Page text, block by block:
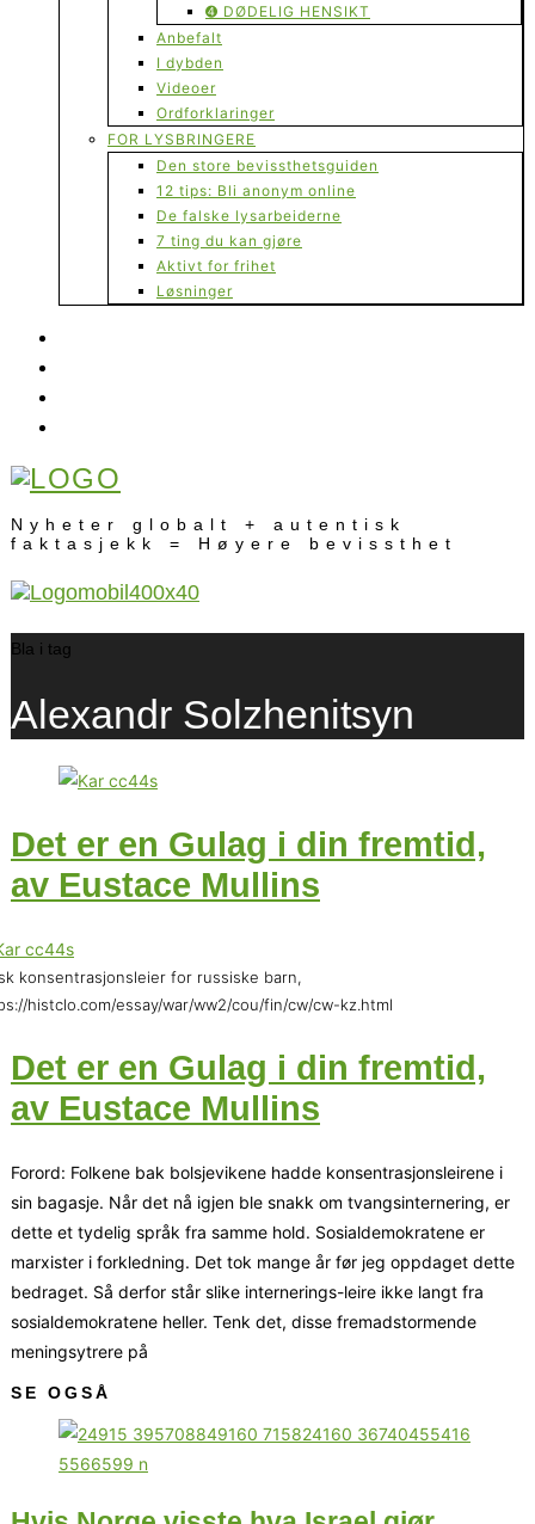
➍ DØDELIG HENSIKT
Anbefalt
I dybden
Videoer
Ordforklaringer
FOR LYSBRINGERE
Den store bevissthetsguiden
12 tips: Bli anonym online
De falske lysarbeiderne
7 ting du kan gjøre
Aktivt for frihet
Løsninger
Nyheter globalt + autentisk
faktasjekk = Høyere bevissthet
Bla i tag
Alexandr Solzhenitsyn
Det er en Gulag i din fremtid,
av Eustace Mullins
konsentrasjonsleier for russiske barn,
histclo.com/essay/war/ww2/cou/fin/cw/cw-kz.html
Det er en Gulag i din fremtid,
av Eustace Mullins
Forord: Folkene bak bolsjevikene hadde konsentrasjonsleirene i
sin bagasje. Når det nå igjen ble snakk om tvangsinternering, er
dette et tydelig språk fra samme hold. Sosialdemokratene er
marxister i forkledning. Det tok mange år før jeg oppdaget dette
bedraget. Så derfor står slike internerings-leire ikke langt fra
sosialdemokratene heller. Tenk det, disse fremadstormende
meningsytrere på
SE OGSÅ